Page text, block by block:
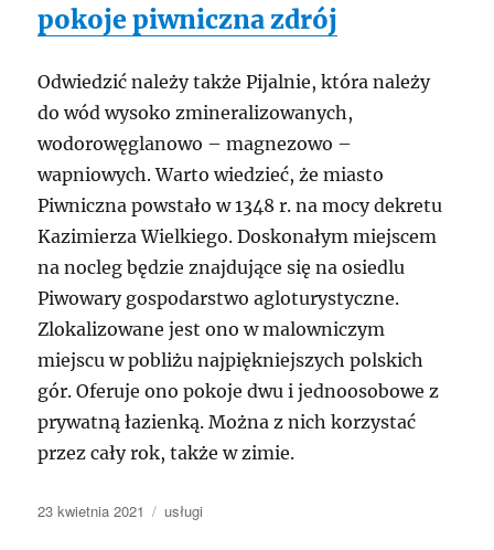
pokoje piwniczna zdrój
Odwiedzić należy także Pijalnie, która należy
do wód wysoko zmineralizowanych,
wodorowęglanowo – magnezowo –
wapniowych. Warto wiedzieć, że miasto
Piwniczna powstało w 1348 r. na mocy dekretu
Kazimierza Wielkiego. Doskonałym miejscem
na nocleg będzie znajdujące się na osiedlu
Piwowary gospodarstwo agloturystyczne.
Zlokalizowane jest ono w malowniczym
miejscu w pobliżu najpiękniejszych polskich
gór. Oferuje ono pokoje dwu i jednoosobowe z
prywatną łazienką. Można z nich korzystać
przez cały rok, także w zimie.
Data
23 kwietnia 2021 Kategorie
usługi